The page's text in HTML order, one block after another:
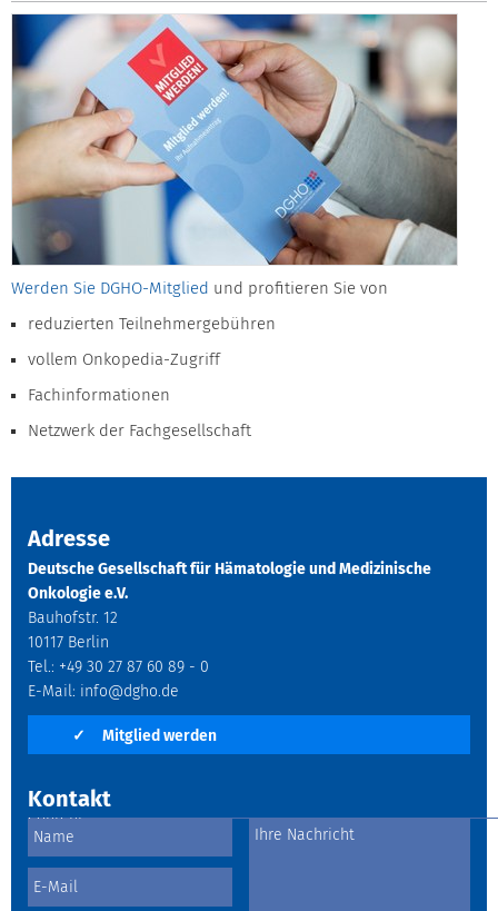
Werden Sie DGHO-Mitglied und profitieren Sie von
reduzierten Teilnehmergebühren
vollem Onkopedia-Zugriff
Fachinformationen
Netzwerk der Fachgesellschaft
Adresse
Deutsche Gesellschaft für Hämatologie und Medizinische
Onkologie e.V.
Bauhofstr. 12
10117 Berlin
Tel.: +49 30 27 87 60 89 - 0
E-Mail: info@dgho.de
✓ Mitglied werden
Kontakt